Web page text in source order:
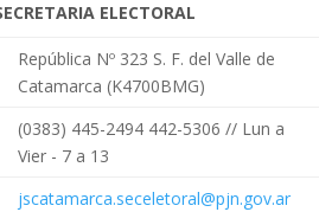
ELECTORAL
República Nº 323 S. F. del Valle de
Catamarca (K4700BMG)
(0383) 445-2494 442-5306 // Lun a
Vier - 7 a 13
jscatamarca.seceletoral@pjn.gov.ar